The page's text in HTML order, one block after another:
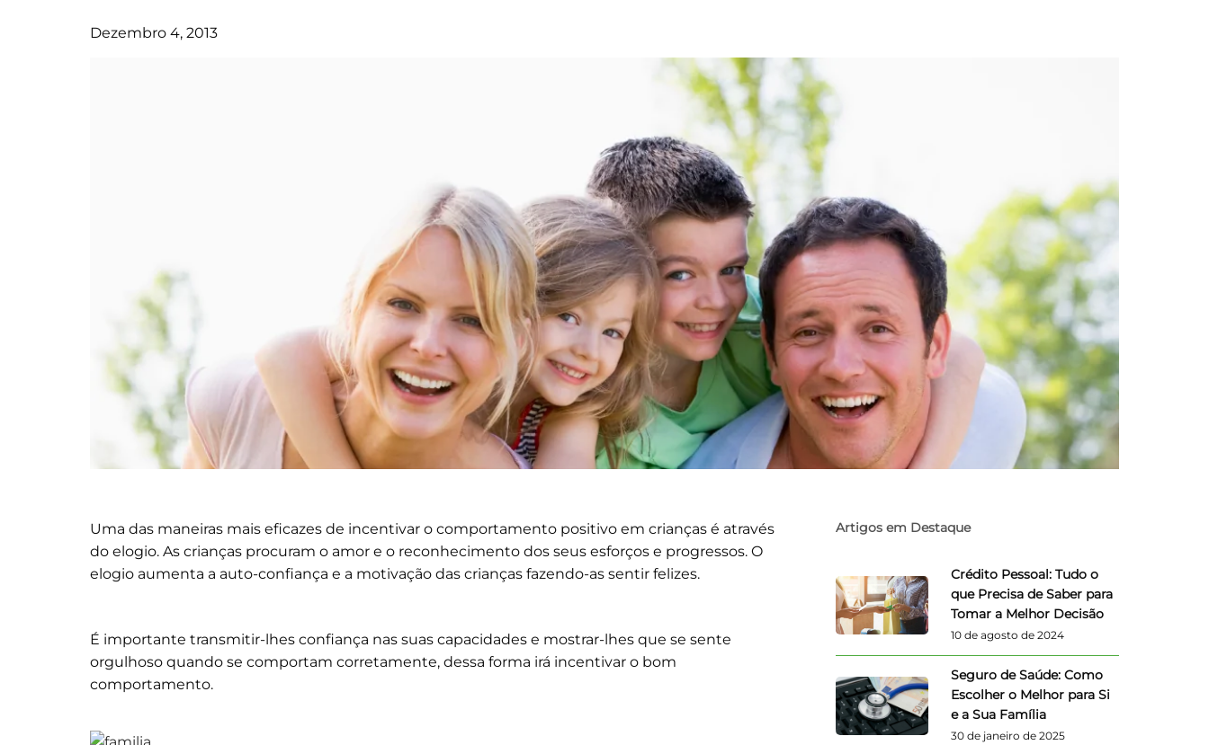
Dezembro 4, 2013
Uma das maneiras mais eficazes de incentivar o comportamento positivo em crianças é através
do elogio. As crianças procuram o amor e o reconhecimento dos seus esforços e progressos. O
elogio aumenta a auto-confiança e a motivação das crianças fazendo-as sentir felizes.
É importante transmitir-lhes confiança nas suas capacidades e mostrar-lhes que se sente
orgulhoso quando se comportam corretamente, dessa forma irá incentivar o bom
comportamento.
Artigos em Destaque
Crédito Pessoal: Tudo o
que Precisa de Saber para
Tomar a Melhor Decisão
10 de agosto de 2024
Seguro de Saúde: Como
Escolher o Melhor para Si
e a Sua Família
30 de janeiro de 2025